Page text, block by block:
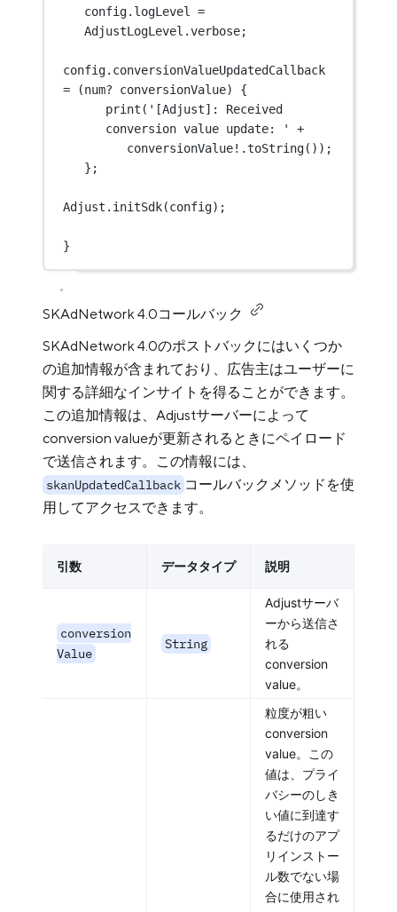
config.logLevel =
AdjustLogLevel .verbose;
= (num? conversionValue) {
print ( '[Adjust]: Received
conversion value update: '
+
conversionValue! .toString());
};
Adjust . initSdk(config);
}
SKAdNetwork 4.0コールバック
SKAdNetwork 4.0のポストバックにはいくつか
の追加情報が含まれており、広告主はユーザーに
関する詳細なインサイトを得ることができます。
この追加情報は、Adjustサーバーによって
conversion valueが更新されるときにペイロード
で送信されます。この情報には、
skanUpdatedCallback コールバックメソッドを使
用してアクセスできます。
引数 データタイプ 説明
conversion
Value
String
Adjustサーバ
ーから送信さ
れる
conversion
value。
粒度が粗い
conversion
value。この
値は、プライ
バシーのしき
い値に到達す
るだけのアプ
リインストー
ル数でない場
合に使用され